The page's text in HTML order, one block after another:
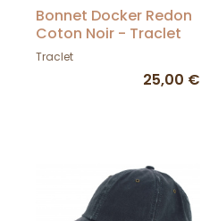
Bonnet Docker Redon
Coton Noir - Traclet
Traclet
25,00 €